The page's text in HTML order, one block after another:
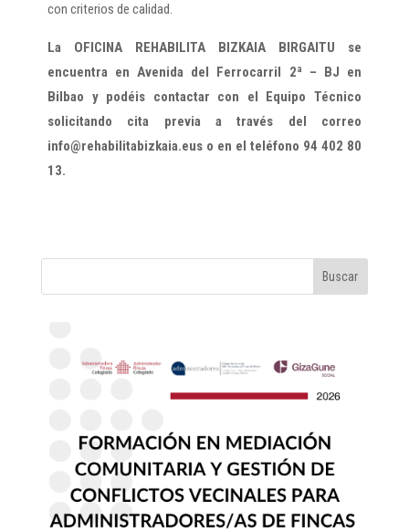
con criterios de calidad.
La OFICINA REHABILITA BIZKAIA BIRGAITU se
encuentra en Avenida del Ferrocarril 2ª – BJ en
Bilbao y podéis contactar con el Equipo Técnico
solicitando cita previa a través del correo
info@rehabilitabizkaia.eus o en el teléfono 94 402 80
13.